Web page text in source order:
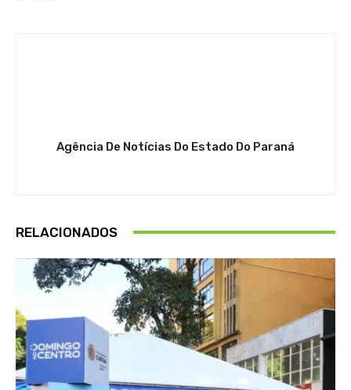
Agência De Notícias Do Estado Do Paraná
RELACIONADOS